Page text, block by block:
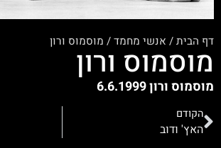
דף הבית/ אנשי מחמד/ מוסמוס ורון
מוסמוס ורון
מוסמוס ורון 6.6.1999
הקודם
האץ' ודוב